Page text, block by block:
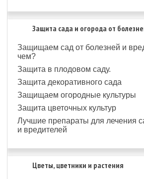
Защита сада и огорода от
Защищаем сад от болезней и
чем?
Защита в плодовом саду.
Защита декоративного сада
Защищаем огородные культуры
Защита цветочных культур
Лучшие препараты для лечения
и вредителей
Цветы, цветники и растения